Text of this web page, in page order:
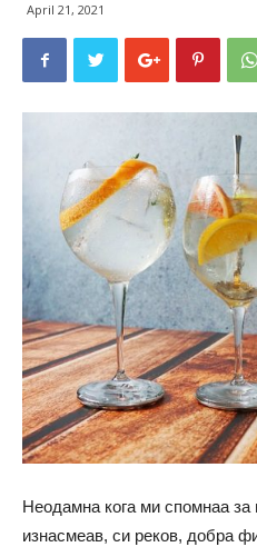
April 21, 2021
Неодамна кога ми спомнаа за
изнасмеав, си реков, добра